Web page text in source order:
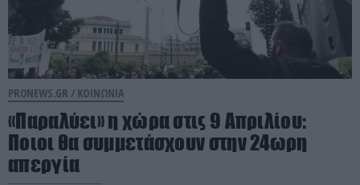
PRONEWS.GR / ΚΟΙΝΩΝΙΑ
«Παραλύει» η χώρα στις 9 Απριλίου:
Ποιοι θα συμμετάσχουν στην 24ωρη
απεργία